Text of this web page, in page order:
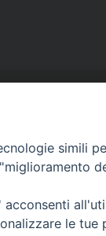
simili
le tue